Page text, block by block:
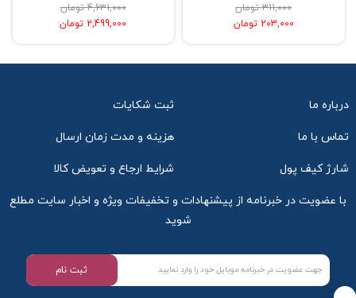
4,631,000 تومان
2,499,000 تومان
311,000 تومان
203,000 تومان
درباره ما ثبت شکایات
تماس با ما هزینه و مدت زمان ارسال
شارژ کیف پول شرایط ارجاع و تعویض کالا
با عضویت در خبرنامه از پیشنهادات و تخفیفات ویژه و اخبار سایت مطلع
شوید
ثبت نام